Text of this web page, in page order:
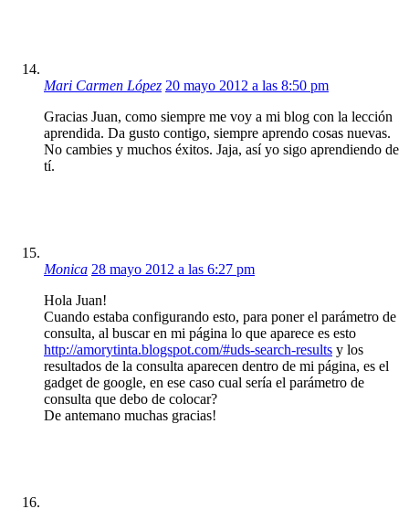
Mari Carmen López 20 mayo 2012 a las 8:50 pm
Gracias Juan, como siempre me voy a mi blog con la lección
aprendida. Da gusto contigo, siempre aprendo cosas nuevas.
No cambies y muchos éxitos. Jaja, así yo sigo aprendiendo de
tí.
Monica 28 mayo 2012 a las 6:27 pm
Hola Juan!
Cuando estaba configurando esto, para poner el parámetro de
consulta, al buscar en mi página lo que aparece es esto
http://amorytinta.blogspot.com/#uds-search-results y los
resultados de la consulta aparecen dentro de mi página, es el
gadget de google, en ese caso cual sería el parámetro de
consulta que debo de colocar?
De antemano muchas gracias!